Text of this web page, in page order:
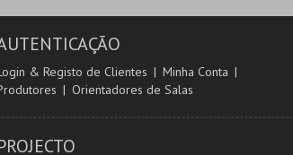
& Registo de Clientes
Minha Conta
Orientadores de Salas